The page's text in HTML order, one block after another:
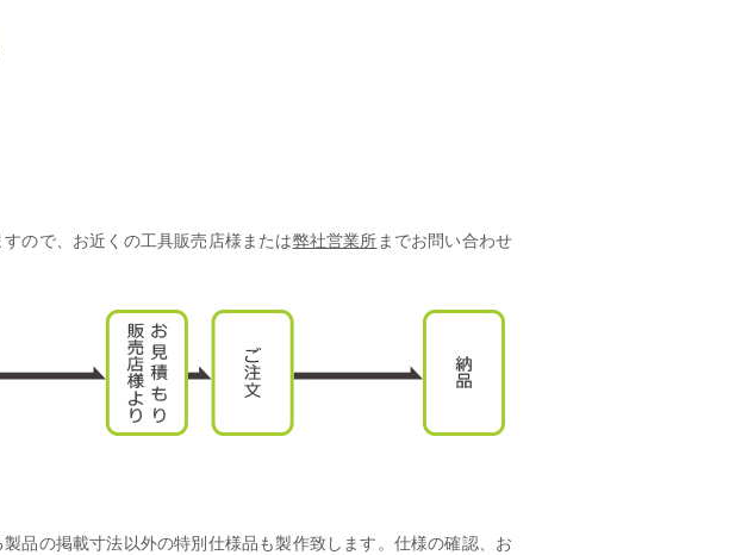
ので、お近くの工具販売店様または弊社営業所 までお問い合わせ
品の掲載寸法以外の特別仕様品も製作致します。仕様の確認、お